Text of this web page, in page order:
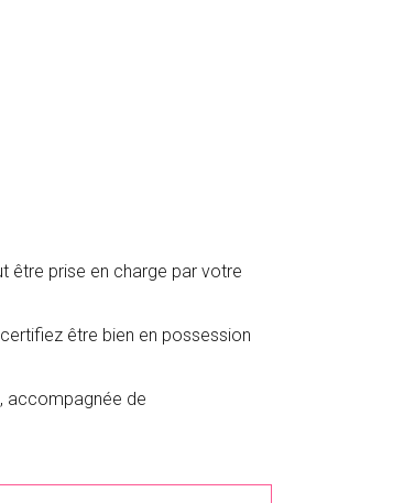
être prise en charge par votre
être bien en possession
accompagnée de